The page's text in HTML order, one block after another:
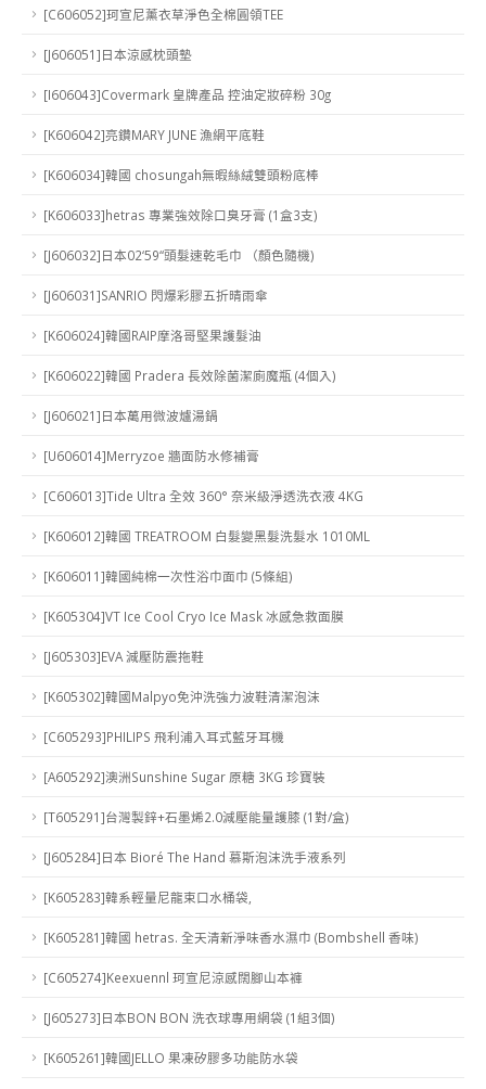
[C606052]珂宣尼薰衣草淨色全棉圓領TEE
[J606051]日本涼感枕頭墊
[I606043]Covermark 皇牌產品 控油定妝碎粉 30g
[K606042]亮鑽MARY JUNE 漁網平底鞋
[K606034]韓國 chosungah無暇絲絨雙頭粉底棒
[K606033]hetras 專業強效除口臭牙膏 (1盒3支)
[J606032]日本02‘59“頭髮速乾毛巾 （顏色隨機)
[J606031]SANRIO 閃爆彩膠五折晴雨傘
[K606024]韓國RAIP摩洛哥堅果護髮油
[K606022]韓國 Pradera 長效除菌潔廁魔瓶 (4個入)
[J606021]日本萬用微波爐湯鍋
[U606014]Merryzoe 牆面防水修補膏
[C606013]Tide Ultra 全效 360° 奈米級淨透洗衣液 4KG
[K606012]韓國 TREATROOM 白髮變黑髮洗髮水 1010ML
[K606011]韓國純棉一次性浴巾面巾 (5條組)
[K605304]VT Ice Cool Cryo Ice Mask 冰感急救面膜
[J605303]EVA 減壓防震拖鞋
[K605302]韓國Malpyo免沖洗強力波鞋清潔泡沫
[C605293]PHILIPS 飛利浦入耳式藍牙耳機
[A605292]澳洲Sunshine Sugar 原糖 3KG 珍寶裝
[T605291]台灣製鋅+石墨烯2.0減壓能量護膝 (1對/盒)
[J605284]日本 Bioré The Hand 慕斯泡沫洗手液系列
[K605283]韓系輕量尼龍束口水桶袋,
[K605281]韓國 hetras. 全天清新淨味香水濕巾 (Bombshell 香味)
[C605274]Keexuennl 珂宣尼涼感闊腳山本褲
[J605273]日本BON BON 洗衣球專用網袋 (1組3個)
[K605261]韓國JELLO 果凍矽膠多功能防水袋